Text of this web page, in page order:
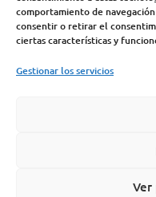
comportamiento de
consentir o retirar el
ciertas características y
Gestionar los servicios
Ver
Política